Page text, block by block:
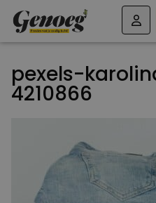
pexels-
4210866